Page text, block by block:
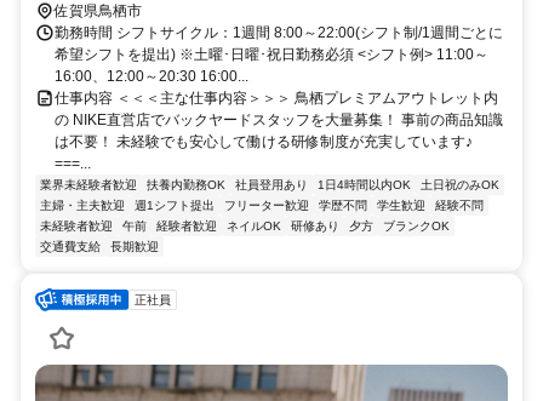
鳥栖駅より路線バス有り（15分）
佐賀県鳥栖市
勤務時間 シフトサイクル：1週間 8:00～22:00(シフト制/1週間ごとに
希望シフトを提出) ※土曜･日曜･祝日勤務必須 <シフト例> 11:00～
16:00、12:00～20:30 16:00...
仕事内容 ＜＜＜主な仕事内容＞＞＞ 鳥栖プレミアムアウトレット内
の NIKE直営店でバックヤードスタッフを大量募集！ 事前の商品知識
は不要！ 未経験でも安心して働ける研修制度が充実しています♪
===...
業界未経験者歓迎 扶養内勤務OK 社員登用あり 1日4時間以内OK
土日祝のみOK
主婦・主夫歓迎
週1シフト提出 フリーター歓迎 学歴不問 学生歓迎
経験不問
未経験者歓迎
午前 経験者歓迎 ネイルOK 研修あり 夕方
ブランクOK
交通費支給
長期歓迎
正社員